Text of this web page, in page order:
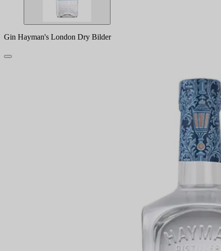
Gin Hayman's London Dry Bilder